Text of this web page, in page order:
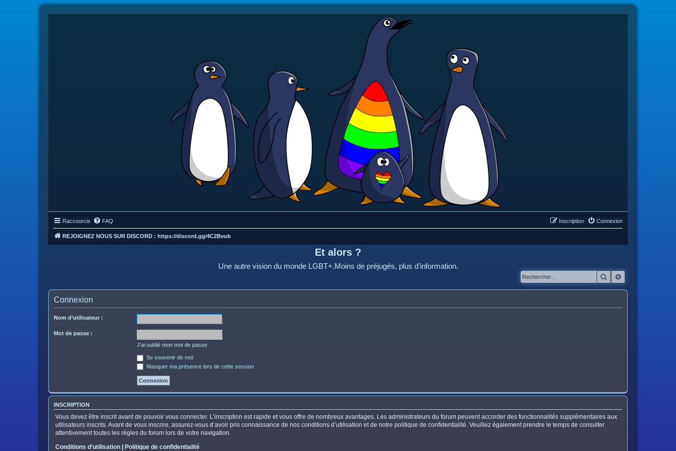
Raccourcis FAQ Connexion
Inscription
REJOIGNEZ NOUS SUR DISCORD : https://discord.gg/4C2Bvub
Et alors ?
Une autre vision du monde LGBT+.Moins de préjugés, plus d'information.
Rechercher
Connexion
Nom d’utilisateur :
Mot de passe :
J’ai oublié mon mot de passe
Se souvenir de moi
Masquer ma présence lors de cette session
INSCRIPTION
Vous devez être inscrit avant de pouvoir vous connecter. L’inscription est rapide et vous offre de nombreux avantages. Les administrateurs du forum peuvent accorder des fonctionnalités supplémentaires aux
utilisateurs inscrits. Avant de vous inscrire, assurez-vous d’avoir pris connaissance de nos conditions d’utilisation et de notre politique de confidentialité. Veuillez également prendre le temps de consulter
attentivement toutes les règles du forum lors de votre navigation.
Conditions d’utilisation | Politique de confidentialité